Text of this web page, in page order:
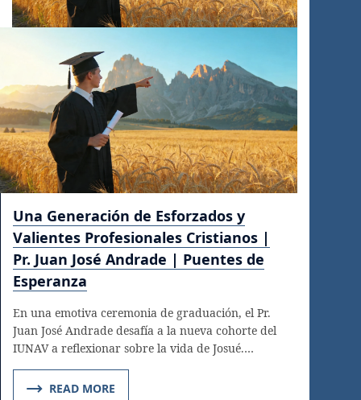
Una Generación de Esforzados y
Valientes Profesionales Cristianos |
Pr. Juan José Andrade | Puentes de
Esperanza
En una emotiva ceremonia de graduación, el Pr.
Juan José Andrade desafía a la nueva cohorte del
IUNAV a reflexionar sobre la vida de Josué.…
READ MORE